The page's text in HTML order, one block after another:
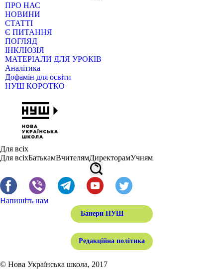
ПРО НАС
НОВИНИ
СТАТТІ
Є ПИТАННЯ
ПОГЛЯД
ІНКЛЮЗІЯ
МАТЕРІАЛИ ДЛЯ УРОКІВ
Аналітика
Дофамін для освіти
НУШ КОРОТКО
Для всіх
Для всіхБатькамВчителямДиректорамУчням
Напишіть нам
Банери НУШ
Редакційна політика
© Нова Українська школа, 2017